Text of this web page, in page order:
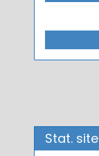
Stat. site